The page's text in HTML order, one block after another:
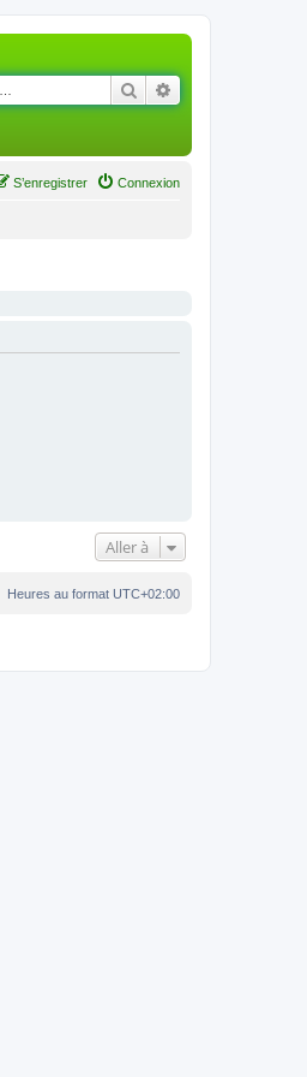
Rechercher
Connexion
S’enregistrer
Aller à
Heures au format UTC+02:00